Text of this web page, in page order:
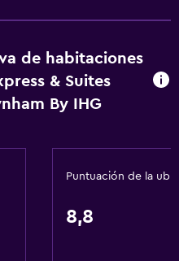
de habitaciones
& Suites
By IHG
Puntuación de la
8,8